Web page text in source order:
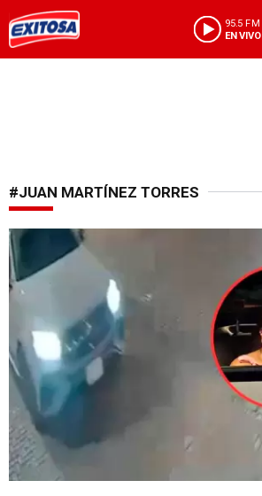
95.5 FM
EN VIVO
#JUAN MARTÍNEZ TORRES
Comparecerá ante la justicia